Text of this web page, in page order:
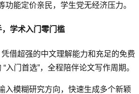
功能定价亲民，学生党无经济压力。
学术入门零门槛
借超强的中文理解能力和充足的免费
入门首选”，全程陪伴论文写作周期。
入模糊研究方向，快速生成多个新颖